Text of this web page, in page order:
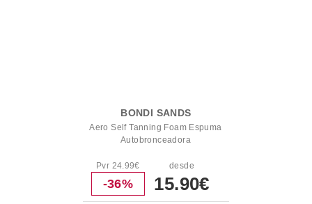
BONDI SANDS
Aero Self Tanning Foam Espuma
Autobronceadora
Pvr 24.99€
-36%
desde
15.90€